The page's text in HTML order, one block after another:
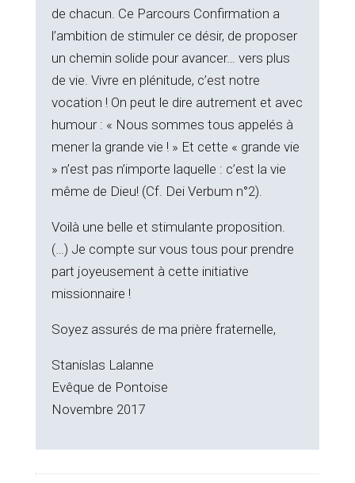
de chacun. Ce Parcours Confirmation a
l’ambition de stimuler ce désir, de proposer
un chemin solide pour avancer… vers plus
de vie. Vivre en plénitude, c’est notre
vocation ! On peut le dire autrement et avec
humour : « Nous sommes tous appelés à
mener la grande vie ! » Et cette « grande vie
» n’est pas n’importe laquelle : c’est la vie
même de Dieu! (Cf. Dei Verbum n°2).
Voilà une belle et stimulante proposition.
(…) Je compte sur vous tous pour prendre
part joyeusement à cette initiative
missionnaire !
Soyez assurés de ma prière fraternelle,
Stanislas Lalanne
Evêque de Pontoise
Novembre 2017